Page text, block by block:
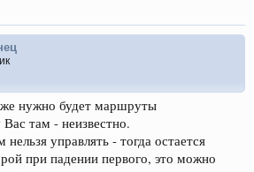
нужно будет маршруты
там - неизвестно.
управлять - тогда остается
при падении первого, это можно